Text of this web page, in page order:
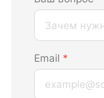
Email *